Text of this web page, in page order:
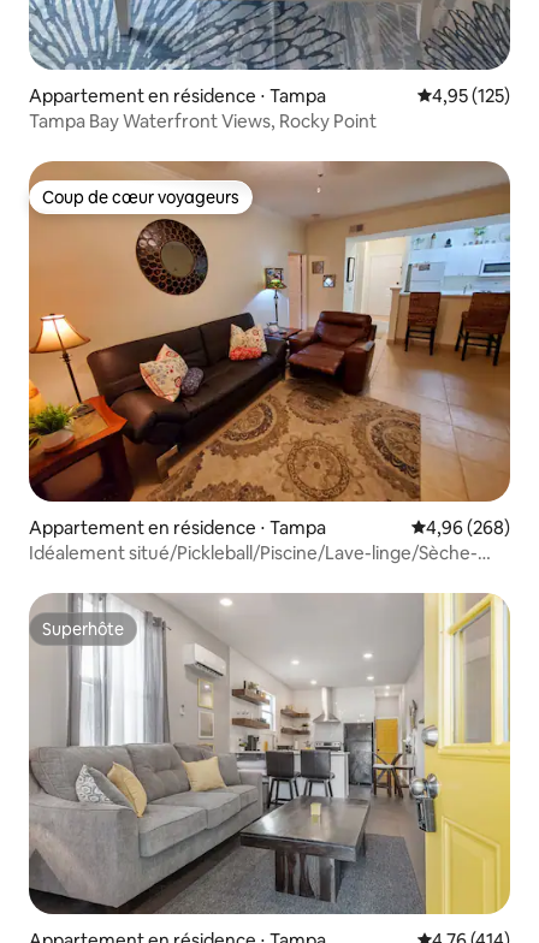
Appartement en résidence ⋅ Tampa Évaluation
4,95 (125)
Tampa Bay Waterfront Views, Rocky Point
Coup de cœur voyageurs
Coup de cœur voyageurs
Appartement en résidence ⋅ Tampa Évaluation
4,96 (268)
Idéalement situé/Pickleball/Piscine/Lave-linge/Sèche-
Superhôte
Superhôte